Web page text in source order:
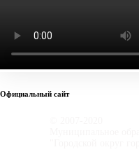
Официальный сайт